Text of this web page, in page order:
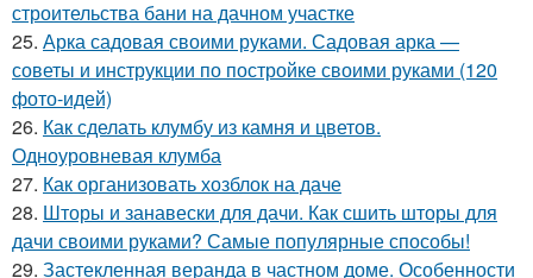
строительства бани на дачном участке
25. Арка садовая своими руками. Садовая арка —
советы и инструкции по постройке своими руками (120
фото-идей)
26. Как сделать клумбу из камня и цветов.
Одноуровневая клумба
27. Как организовать хозблок на даче
28. Шторы и занавески для дачи. Как сшить шторы для
дачи своими руками? Самые популярные способы!
29. Застекленная веранда в частном доме. Особенности